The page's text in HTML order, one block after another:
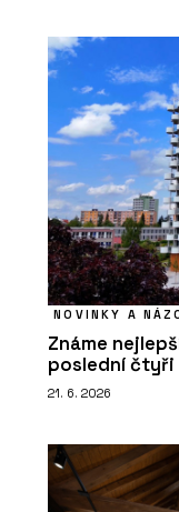
NOVINKY A
Známe
poslední čtyři
21. 6. 2026